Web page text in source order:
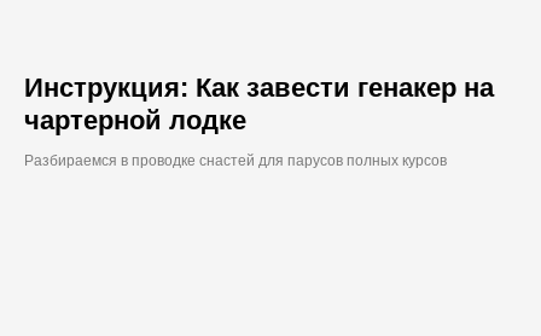
Инструкция: Как завести генакер на
чартерной лодке
Разбираемся в проводке снастей для парусов полных курсов